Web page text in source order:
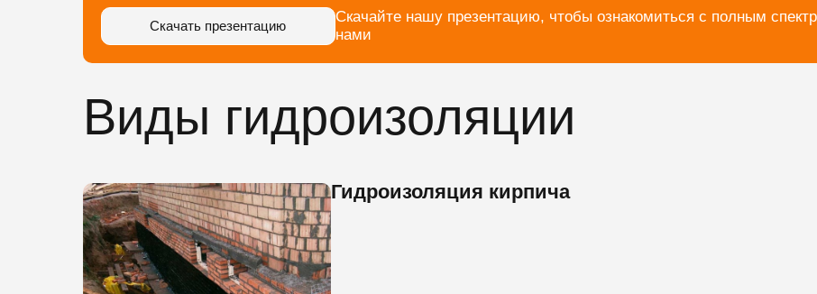
Скачать презентацию
Скачайте нашу презентацию, чтобы ознакомиться с полным
нами
Виды гидроизоляции
Гидроизоляция кирпича